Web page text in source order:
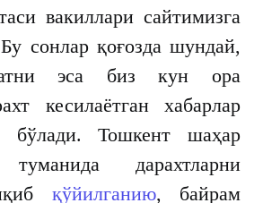
вакиллари сайтимизга
сонлар қоғозда шундай,
эса биз кун ора
кесилаётган хабарлар
бўлади. Тошкент шаҳар
дарахтларни
қўйилганию, байрам